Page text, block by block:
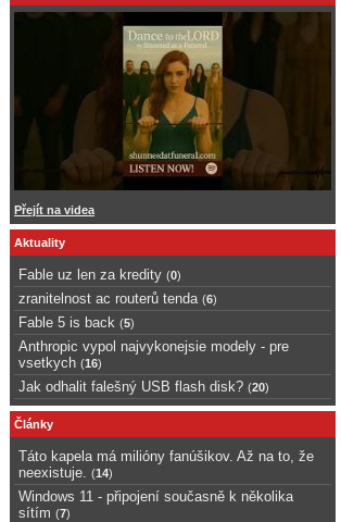
Přejít na videa
Aktuality
Fable uz len za kredity (0)
zranitelnost ac routerů tenda (6)
Fable 5 is back (5)
Anthropic vypol najvykonejsie modely - pre
vsetkych (16)
Jak odhalit falešný USB flash disk? (20)
Články
Táto kapela má milióny fanúšikov. Až na to, že
neexistuje.
(14)
Windows 11 - připojení současně k několika
sítím (7)